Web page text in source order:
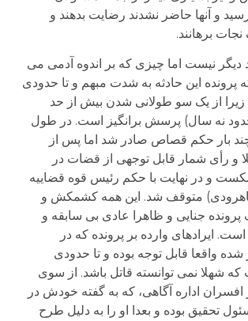
و آنها حاضر نشدند رضایت بدهند و
برهانند.
دیگر نیست اما چیزی که بر اندوه آدمی می
پرونده این حادثه به شدت مبهم و تا حدودی
زیرا از یک سو طولانی شدن بیش از حد
نه سال) پرسش برانگیز است. در طول
چند بار حکم قصاص صادر شد اما پس از
و رأی شمار قابل توجهی از قضات در
و در نهایت با حکم رئیس قوه قضاییه
متوقف شد. این همه کشمکش و
پرونده جنایی و ظاهرا عادی بی سابقه و
ایرادهای وارده بر پرونده که در
واقعا قابل توجه بوده و تا حدودی
که شهلا نمی توانسته قاتل باشد. از سوی
افسران اداره آگاهی، که به گفته خودش در
تحقیق بوده و بعدا او را به دلیل طرح